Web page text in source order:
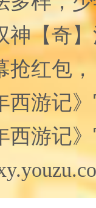
【奇】
红包，
西游记
西游记